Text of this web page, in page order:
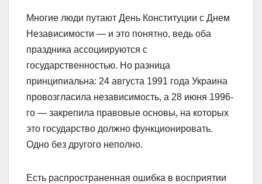
Многие люди путают День Конституции с Днем
Независимости — и это понятно, ведь оба
праздника ассоциируются с
государственностью. Но разница
принципиальна: 24 августа 1991 года Украина
провозгласила независимость, а 28 июня 1996-
го — закрепила правовые основы, на которых
это государство должно функционировать.
Одно без другого неполно.
Есть распространенная ошибка в восприятии